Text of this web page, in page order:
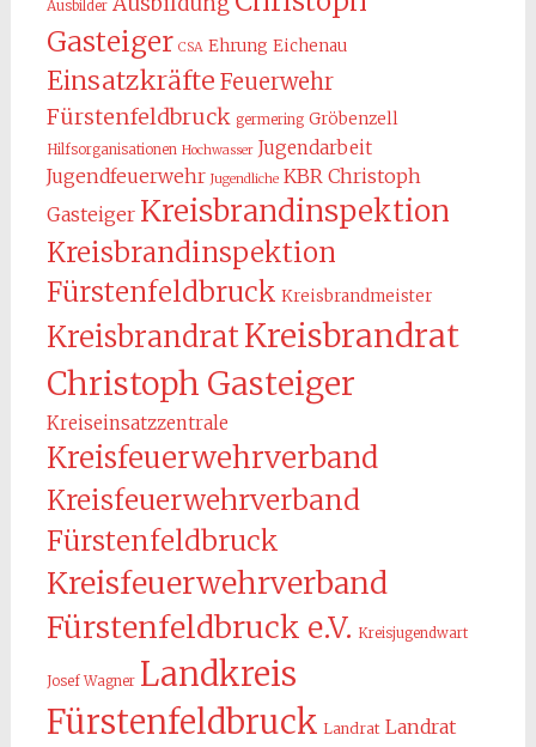
Ausbilder
Gasteiger CSA Ehrung Eichenau
Einsatzkräfte Feuerwehr
Fürstenfeldbruck germering Gröbenzell
Hilfsorganisationen Hochwasser Jugendarbeit
Jugendfeuerwehr Jugendliche KBR Christoph
Gasteiger Kreisbrandinspektion
Kreisbrandinspektion
Fürstenfeldbruck Kreisbrandmeister
KreisbrandratKreisbrandrat
Christoph Gasteiger
Kreiseinsatzzentrale
Kreisfeuerwehrverband
Kreisfeuerwehrverband
Fürstenfeldbruck
Kreisfeuerwehrverband
Fürstenfeldbruck e.V. Kreisjugendwart
Josef Wagner Landkreis
Fürstenfeldbruck Landrat Landrat